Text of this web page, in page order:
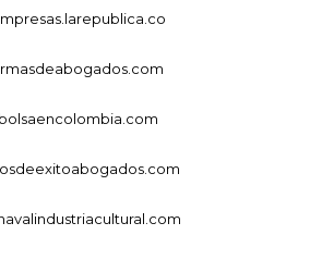
bolsaencolombia.com